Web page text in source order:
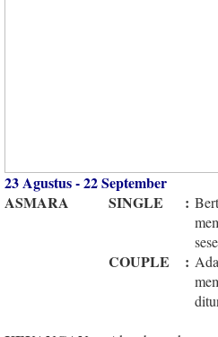
23 Agustus - 22 September
ASMARA
SINGLE :
COUPLE :